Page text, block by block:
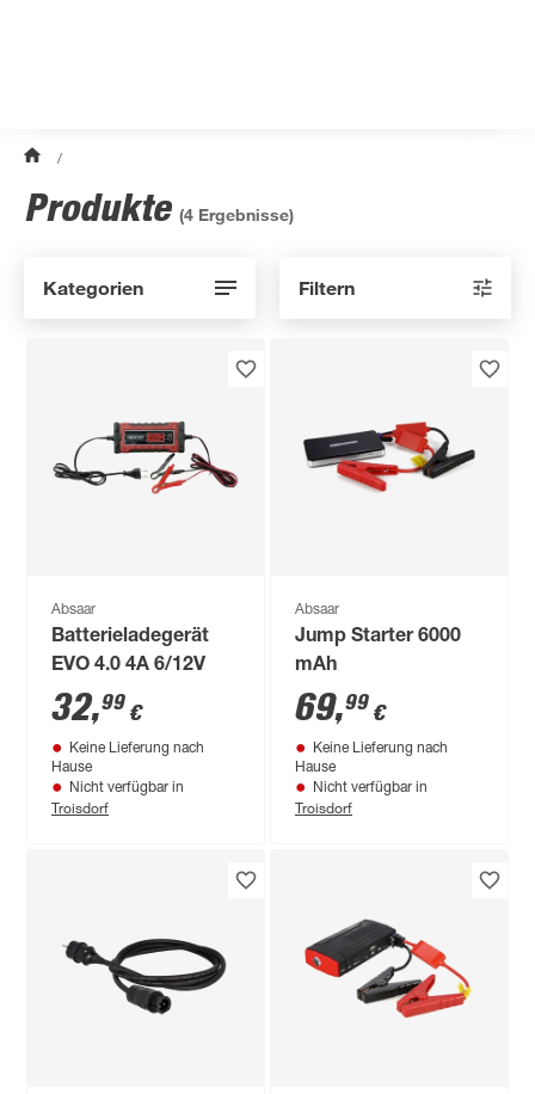
/
Produkte (4 Ergebnisse)
Kategorien Filtern
Absaar
Batterieladegerät
EVO 4.0 4A 6/12V
32,99 €
Keine Lieferung nach
Hause
Nicht verfügbar in
Troisdorf
Absaar
Jump Starter 6000
mAh
69,99 €
Keine Lieferung nach
Hause
Nicht verfügbar in
Troisdorf